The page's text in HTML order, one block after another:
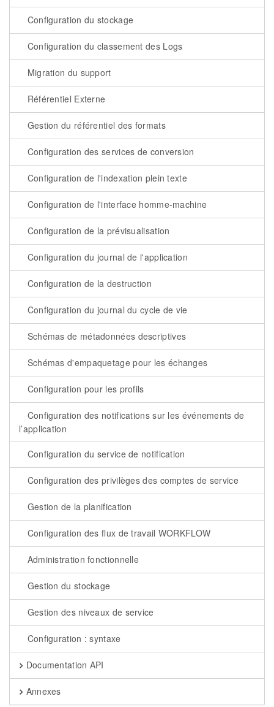
Configuration du stockage
Configuration du classement des Logs
Migration du support
Référentiel Externe
Gestion du référentiel des formats
Configuration des services de conversion
Configuration de l'indexation plein texte
Configuration de l'interface homme-machine
Configuration de la prévisualisation
Configuration du journal de l'application
Configuration de la destruction
Configuration du journal du cycle de vie
Schémas de métadonnées descriptives
Schémas d'empaquetage pour les échanges
Configuration pour les profils
Configuration des notifications sur les événements de
l’application
Configuration du service de notification
Configuration des privilèges des comptes de service
Gestion de la planification
Configuration des flux de travail WORKFLOW
Administration fonctionnelle
Gestion du stockage
Gestion des niveaux de service
Configuration : syntaxe
Documentation API
Annexes